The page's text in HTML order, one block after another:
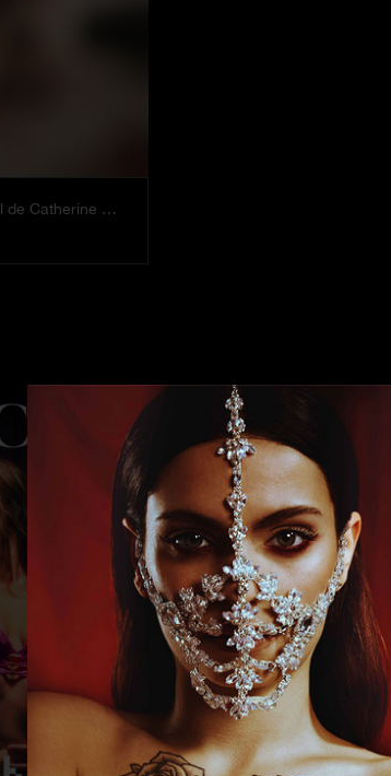
La première scène Dorcel de Catherine Knight